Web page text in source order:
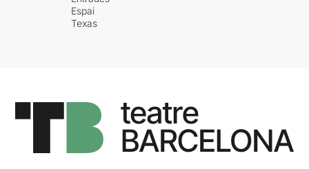
Espai
Texas